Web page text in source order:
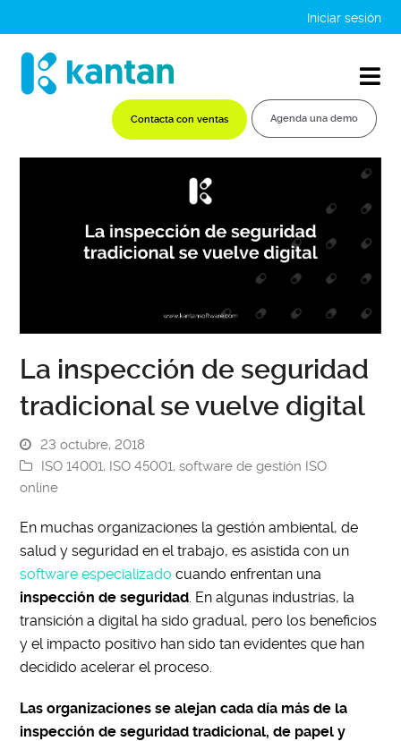
Iniciar sesión
Contacta con ventas Agenda una demo
La inspección de seguridad
tradicional se vuelve digital
23 octubre, 2018
ISO 14001, ISO 45001,software de gestión ISO
online
En muchas organizaciones la gestión ambiental, de
salud y seguridad en el trabajo, es asistida con un
software especializado cuando enfrentan una
inspección de seguridad . En algunas industrias, la
transición a digital ha sido gradual, pero los beneficios
y el impacto positivo han sido tan evidentes que han
decidido acelerar el proceso.
Las organizaciones se alejan cada día más de la
inspección de seguridad tradicional, de papel y